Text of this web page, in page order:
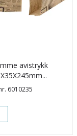
avistrykk
6010235